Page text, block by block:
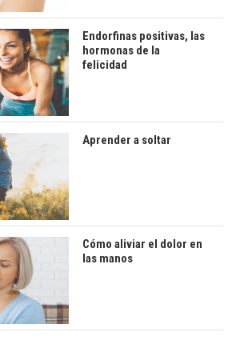
Endorfinas positivas, las
hormonas de la
felicidad
Aprender a soltar
Cómo aliviar el dolor en
las manos